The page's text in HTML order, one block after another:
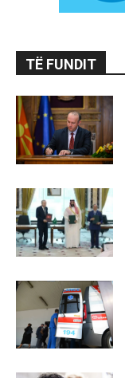
TË FUNDIT